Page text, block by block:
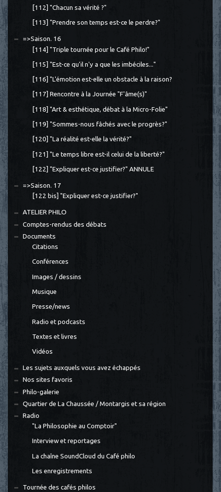
[112] "Chacun sa vérité ?"
[113] "Prendre son temps est-ce le perdre?"
=>Saison. 16
[114] "Triple tournée pour le Café Philo!"
[115] "Est-ce qu'il n'y a que les imbéciles..."
[116] "L'émotion est-elle un obstacle à la raison?
[117] Rencontre à la Journée "F'âme(s)"
[118] "Art & esthétique, débat à la Micro-Folie"
[119] "Sommes-nous fâchés avec le progrès?"
[120] "La réalité est-elle la vérité?"
[121] "Le temps libre est-il celui de la liberté?"
[122] "Expliquer est-ce justifier?" ANNULE
=>Saison. 17
[122 bis] "Expliquer est-ce justifier?"
ATELIER PHILO
Comptes-rendus des débats
Documents
Citations
Conférences
Images / dessins
Musique
Presse/news
Radio et podcasts
Textes et livres
Vidéos
Les sujets auxquels vous avez échappés
Nos sites favoris
Philo-galerie
Quartier de La Chaussée / Montargis et sa région
Radio
"La Philosophie au Comptoir"
Interview et reportages
La chaîne SoundCloud du Café philo
Les enregistrements
Tournée des cafés philos